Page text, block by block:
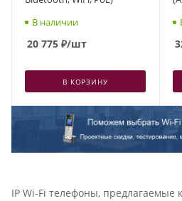
В наличии
20 775 ₽/шт
В КОРЗИНУ
IP Wi-Fi телефоны,